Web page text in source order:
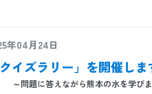
年04月24日
イズラリー」を開催しま
～問題に答えながら熊本の水を